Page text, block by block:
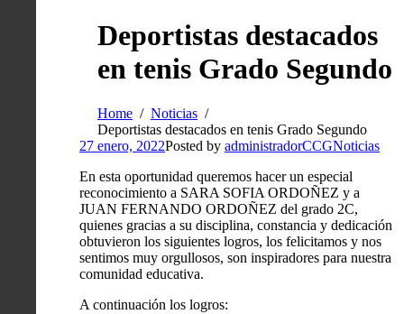
Deportistas destacados
en tenis Grado Segundo
Home
Noticias
Deportistas destacados en tenis Grado Segundo
27 enero, 2022Posted by administradorCCGNoticias
En esta oportunidad queremos hacer un especial
reconocimiento a SARA SOFIA ORDOÑEZ y a
JUAN FERNANDO ORDOÑEZ del grado 2C,
quienes gracias a su disciplina, constancia y dedicación
obtuvieron los siguientes logros, los felicitamos y nos
sentimos muy orgullosos, son inspiradores para nuestra
comunidad educativa.
A continuación los logros: